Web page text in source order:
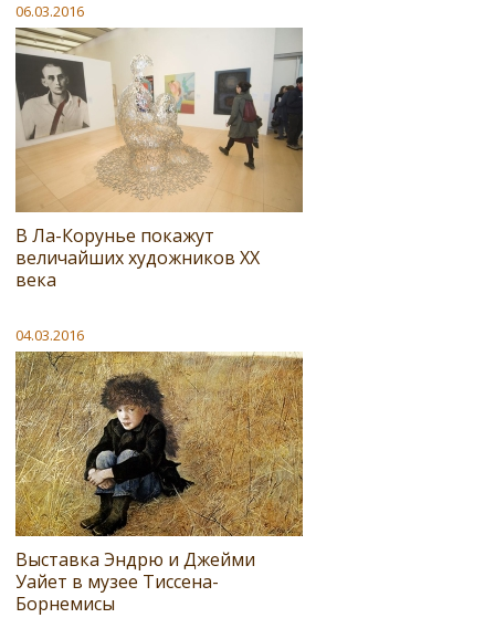
06.03.2016
В Ла-Корунье покажут
величайших художников XX
века
04.03.2016
Выставка Эндрю и Джейми
Уайет в музее Тиссена-
Борнемисы